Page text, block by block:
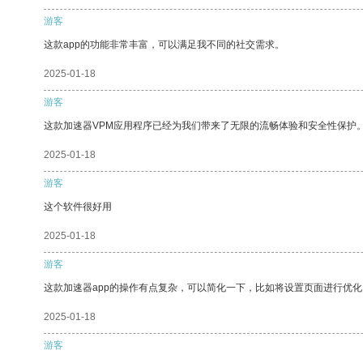
游客
这款app的功能非常丰富，可以满足我不同的社交需求。
2025-01-18
游客
这款加速器VPM应用程序已经为我们带来了无限的流畅体验和安全性保护
2025-01-18
游客
这个软件很好用
2025-01-18
游客
这款加速器app的操作有点复杂，可以简化一下，比如将设置页面进行优
2025-01-18
游客